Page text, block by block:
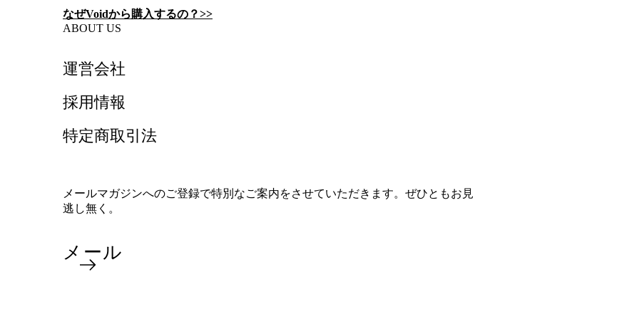
なぜVoidから購入するの？>>
ABOUT US
運営会社
採用情報
特定商取引法
メールマガジンへのご登録で特別なご案内をさせていただきます。ぜひともお見
逃し無く。
メール